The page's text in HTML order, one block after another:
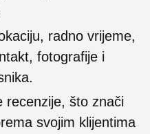
radno vrijeme,
fotografije i
recenzije, što znači
svojim klijentima